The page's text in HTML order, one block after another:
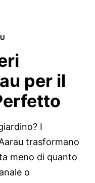
per il
I
trasformano
meno di quanto
o